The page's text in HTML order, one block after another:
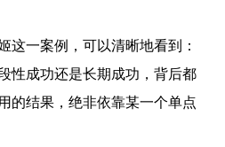
这一案例，可以清晰地看到：
性成功还是长期成功，背后都
的结果，绝非依靠某一个单点